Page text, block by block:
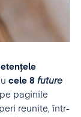
cele 8 future
paginile
reunite, într-